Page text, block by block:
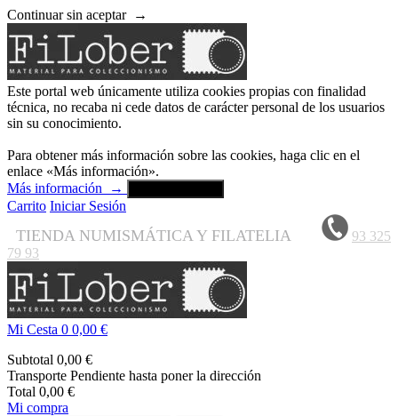
Continuar sin aceptar →
Este portal web únicamente utiliza cookies propias con finalidad
técnica, no recaba ni cede datos de carácter personal de los usuarios
sin su conocimiento.
Para obtener más información sobre las cookies, haga clic en el
enlace «Más información».
Más información
→
Carrito Iniciar Sesión
TIENDA NUMISMÁTICA Y FILATELIA
93 325
79 93
Mi Cesta 0 0,00 €
Subtotal 0,00 €
Transporte Pendiente hasta poner la dirección
Total 0,00 €
Mi compra